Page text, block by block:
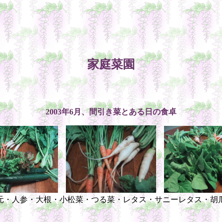
家庭菜園
2003年6月、間引き菜とある日の食卓
・人参・大根・小松菜・つる菜・レタス・サニーレタス・